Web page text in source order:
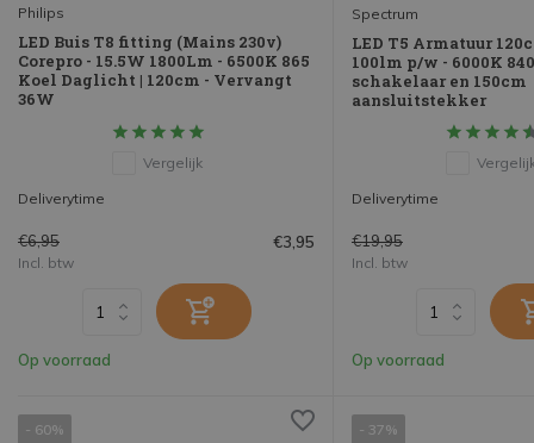
Philips
LED Buis T8 fitting (Mains 230v)
Corepro - 15.5W 1800Lm - 6500K 865
Koel Daglicht | 120cm - Vervangt
36W
Vergelijk
Deliverytime
€6,95 €3,95
Incl. btw
Op voorraad
Spectrum
LED T5 Armatuur
100lm p/w - 6000K
schakelaar en 150cm
aansluitstekker
Deliverytime
€19,95
Incl. btw
Op voorraad
- 60% - 37%